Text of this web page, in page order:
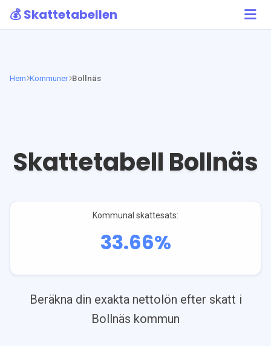
💰 Skattetabellen
Hem Kommuner Bollnäs
Skattetabell Bollnäs
Kommunal skattesats:
33.66%
Beräkna din exakta nettolön efter skatt i
Bollnäs kommun